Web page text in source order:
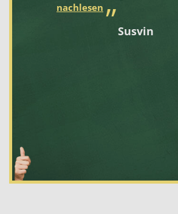
nachlesen
Susvin